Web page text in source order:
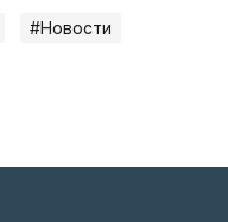
#Новости